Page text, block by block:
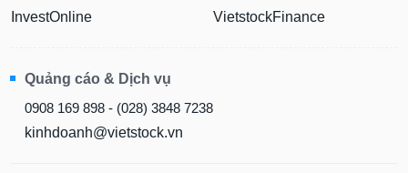
InvestOnline
VietstockFinance
Quảng cáo & Dịch vụ
0908 169 898 - (028) 3848 7238
kinhdoanh@vietstock.vn